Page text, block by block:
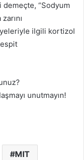
demeçte, “Sodyum
ilgili kortizol
unutmayın!
MIT